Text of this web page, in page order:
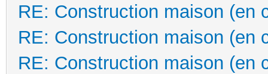
RE: Construction maison (en
RE: Construction maison (en
RE: Construction maison (en